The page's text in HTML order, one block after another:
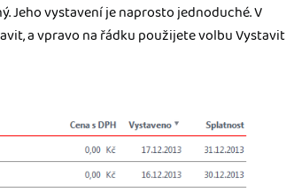
Jeho vystavení je naprosto jednoduché. V
a vpravo na řádku použijete volbu Vystavit